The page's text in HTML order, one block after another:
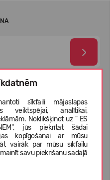
sīkfaili mājaslapas
veiktspējai, analītikai,
Noklikšķinot uz " ES
jūs piekrītat šādai
kopīgošanai ar mūsu
vairāk par mūsu sīkfailu
savu piekrišanu sadaļā